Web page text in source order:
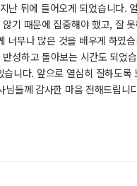
뒤에 들어오게 되었습니다
기 때문에 집중해야 했고, 잘
무나 많은 것을 배우게 하
성하고 돌아보는 시간도 되
니다. 앞으로 열심히 잘하도
님들께 감사한 마음 전해드립